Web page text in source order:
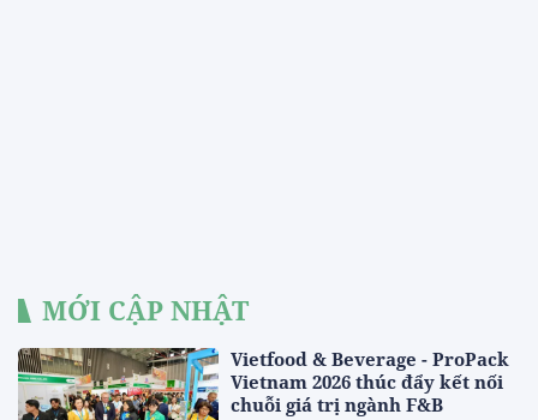
MỚI CẬP NHẬT
Vietfood & Beverage - ProPack
Vietnam 2026 thúc đẩy kết nối
chuỗi giá trị ngành F&B